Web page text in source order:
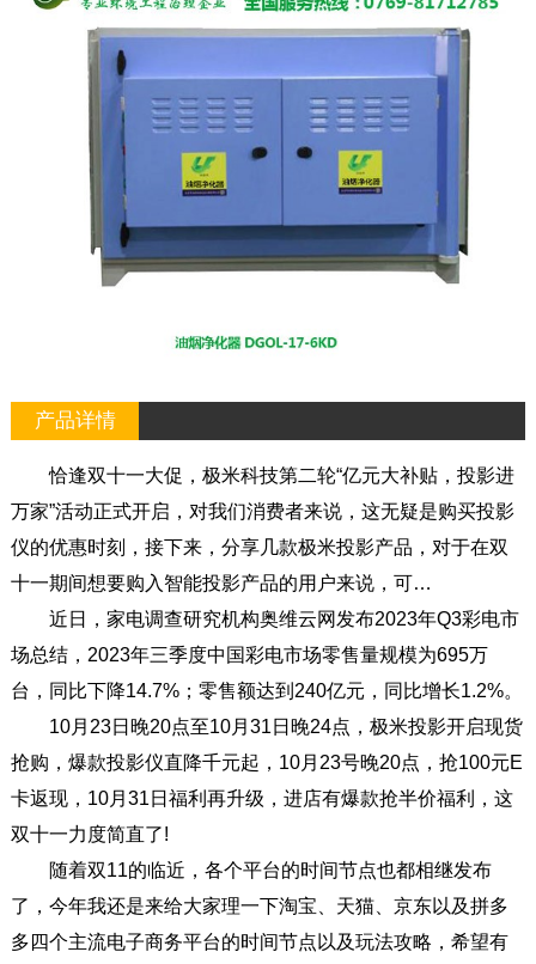
产品详情
恰逢双十一大促，极米科技第二轮“亿元大补贴，投影进
万家”活动正式开启，对我们消费者来说，这无疑是购买投影
仪的优惠时刻，接下来，分享几款极米投影产品，对于在双
十一期间想要购入智能投影产品的用户来说，可…
近日，家电调查研究机构奥维云网发布2023年Q3彩电市
场总结，2023年三季度中国彩电市场零售量规模为695万
台，同比下降14.7%；零售额达到240亿元，同比增长1.2%。
10月23日晚20点至10月31日晚24点，极米投影开启现货
抢购，爆款投影仪直降千元起，10月23号晚20点，抢100元E
卡返现，10月31日福利再升级，进店有爆款抢半价福利，这
双十一力度简直了!
随着双11的临近，各个平台的时间节点也都相继发布
了，今年我还是来给大家理一下淘宝、天猫、京东以及拼多
多四个主流电子商务平台的时间节点以及玩法攻略，希望有